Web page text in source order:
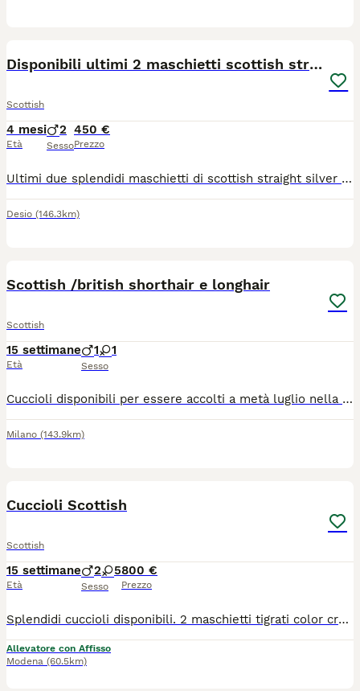
Disponibili ultimi 2 maschietti scottish straight
Scottish
4 mesi
Età
2
Sesso
450 €
Prezzo
Ultimi due splendidi maschietti di scottish straight silver disponibili da subito. Nati il 25 marzo 2025 da mamma Scottish Fold e papà Scottish Straight Silver. I piccoli sono cresciuti in ambiente familiare con amore e attenzioni quotidiane. Hanno un carattere dolce, affettuoso e socievole, sono abituati al contatto con persone e bambini. Nati il 25/03/2025 Due maschietti disponibili Mamma Scottish Fold Papà Scottish Straight Silver Prima vaccinazione effettuata Sverminati Svezzati e autonomi Abituati alla lettiera Cresciuti in casa Cerchiamo per loro famiglie serie e amorevoli, pronte ad accoglierli Per maggiori informazioni, foto, video o per fissare una visita, contattatemi in privato al numero 3200570991
Desio (146.3km)
Scottish /british shorthair e longhair
Scottish
15 settimane
Età
1 1
Sesso
Cuccioli disponibili per essere accolti a metà luglio nella nuova casa ,dolcissimi vivono in casa con bimbi se interessati contattami rispondere a tt le vs domande non sono gratis
Milano (143.9km)
Cuccioli Scottish
Scottish
15 settimane
Età
2 5
Sesso
800 €
Prezzo
Splendidi cuccioli disponibili. 2 maschietti tigrati color crema 2 femminucce grigie bicolo (una femmina con solo una macchietta sulla zampa) 2 femminucce tigrate 1 femminuccia tigrata bicolor (una macchia sulla fronte) Possibilità di consegna dopo le ferie Prezzo simbolico per mandare avanti l’annuncio, verrà tutto spiegato via chat Rispondo su whatsapp al numero 3485174507
Allevatore con Affisso
Modena (60.5km)